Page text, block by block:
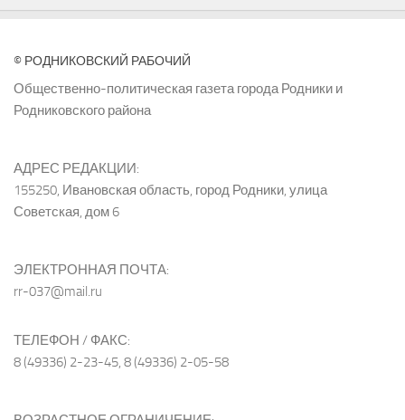
© РОДНИКОВСКИЙ РАБОЧИЙ
Общественно-политическая газета города Родники и
Родниковского района
АДРЕС РЕДАКЦИИ:
155250, Ивановская область, город Родники, улица
Советская, дом 6
ЭЛЕКТРОННАЯ ПОЧТА:
rr-037@mail.ru
ТЕЛЕФОН / ФАКС:
8 (49336) 2-23-45, 8 (49336) 2-05-58